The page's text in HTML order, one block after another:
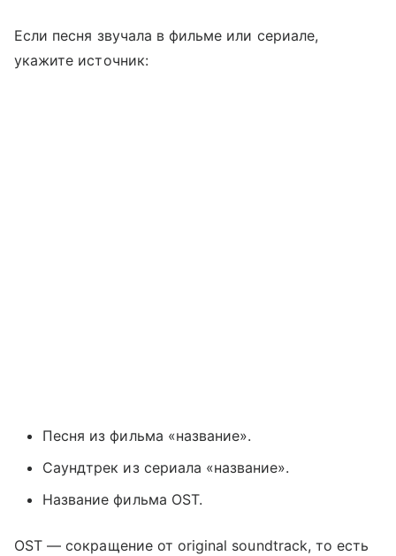
Если песня звучала в фильме или сериале,
укажите источник:
Песня из фильма «название».
Саундтрек из сериала «название».
Название фильма OST.
OST — сокращение от original soundtrack, то есть